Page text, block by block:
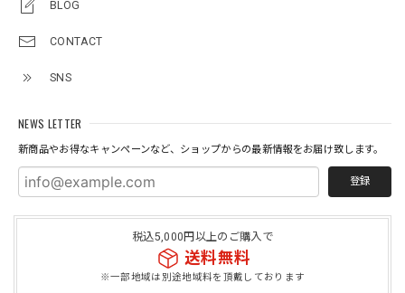
BLOG
CONTACT
SNS
NEWS LETTER
新商品やお得なキャンペーンなど、ショップからの最新情報をお届け致します。
登録
税込5,000円以上のご購入で
送料無料
※一部地域は別途地域料を頂戴しております